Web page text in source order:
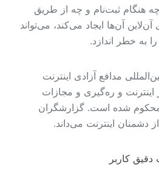
هنگام ثبت‌نام و چه از طریق
آن‌ها ایجاد می‌کند، می‌تواند
به خطر اندازد.
مدافع آزادی اینترنت
و ره‌گیری و مجازات
شده است. گزارشگران
دشمنان اینترنت می‌داند.
دقیق کاربر